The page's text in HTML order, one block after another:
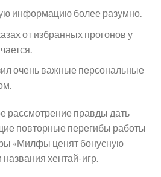
информацию более разумно.
от избранных прогонов у
очень важные персональные
рассмотрение правды дать
повторные перегибы работы
«Милфы ценят бонусную
хентай-игр.